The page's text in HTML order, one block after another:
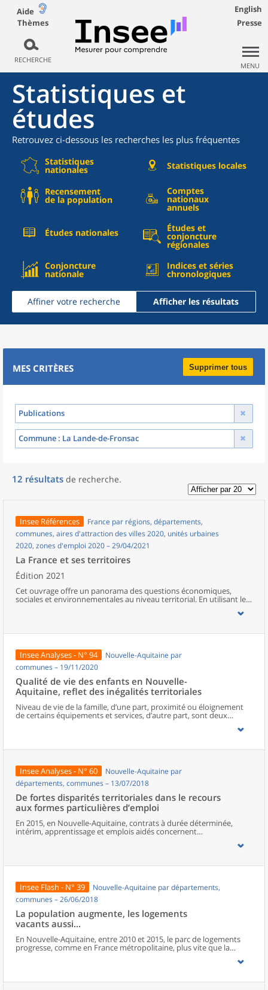
Aide
Thèmes
RECHERCHE
English
Presse
MENU
Statistiques et
études
Retrouvez ci-dessous les recherches les plus fréquentes
Statistiques
nationales Statistiques locales
Recensement
de la population
Comptes
nationaux
annuels
Études nationales Études et
conjoncture
régionales
Conjoncture
nationale
Indices et séries
chronologiques
Affiner votre recherche Afficher les résultats
MES CRITÈRES Supprimer tous
Publications
Commune : La Lande-de-Fronsac
12 résultats de recherche.
Insee Références
France par régions, départements,
communes, aires d'attraction des villes 2020, unités urbaines
2020, zones d'emploi 2020 – 29/04/2021
La France et ses territoires
Édition 2021
Cet ouvrage offre un panorama des questions économiques,
sociales et environnementales au niveau territorial. En utilisant les
disparités géographiques en France, sur les forces et faiblesses des
population.
Insee Analyses - N° 94
Nouvelle-Aquitaine par
communes – 19/11/2020
Qualité de vie des enfants en Nouvelle-
Aquitaine, reflet des inégalités territoriales
Niveau de vie de la famille, d’une part, proximité ou éloignement
de certains équipements et services, d’autre part, sont deux
facteurs déterminants de la qualité de vie des enfants.En Nouvelle-
quotidien. Indépendamment d’autres facteurs favorables dans
etc.), une partie de ces enfants cumule cet éloignement avec
l’appartenance à des familles aux niveaux de vie peu élevés.Les
autres enfants néo-aquitains résident en milieux plus denses donc
davantage équipés. La moitié est en difficulté sociale ou
confrontée à de fortes inégalités dans les métropoles, l’autre
moitié vit dans des périphéries accueillant des familles aisées.
Insee Analyses - N° 60
Nouvelle-Aquitaine par
départements, communes – 13/07/2018
De fortes disparités territoriales dans le recours
aux formes particulières d’emploi
En 2015, en Nouvelle-Aquitaine, contrats à durée déterminée,
intérim, apprentissage et emplois aidés concernent
300 000 salariés et représentent 15 % du volume total d’heures
fonction des activités présentes : les zones à caractère industriel
les espaces où les activités touristiques et saisonnières sont les
plus développées. Pour leur part, emplois aidés et apprentissage
répondent à des logiques de politiques publiques. Comparées aux
formes de contrat sont généralement associées à davantage de
mobilité, de temps partiel, de multiactivité et à une moindre
ou les ouvriers sont les salariés les plus exposés à ces formes
d’emploi.
Insee Flash - N° 39
Nouvelle-Aquitaine par départements,
communes – 26/06/2018
La population augmente, les logements
vacants aussi...
En Nouvelle-Aquitaine, entre 2010 et 2015, le parc de logements
progresse, comme en France métropolitaine, plus vite que la
population. L’attractivité de la région porte la croissance, autant
celle des résidences principales que des secondaires, mais ce sont